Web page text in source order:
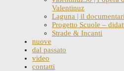
Valentinuz
Laguna | il
Progetto Scuole –
Strade & Incanti
nuove
dal passato
video
contatti